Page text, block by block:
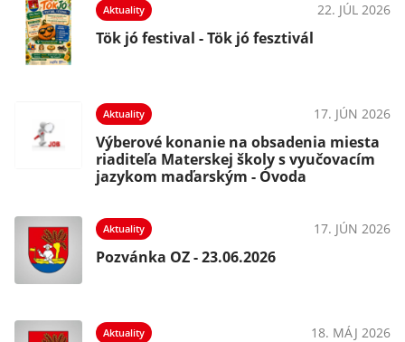
Aktuality 22. JÚL 2026
Tök jó festival - Tök jó fesztivál
Aktuality 17. JÚN 2026
Výberové konanie na obsadenia miesta
riaditeľa Materskej školy s vyučovacím
jazykom maďarským - Óvoda
Aktuality 17. JÚN 2026
Pozvánka OZ - 23.06.2026
Aktuality 18. MÁJ 2026